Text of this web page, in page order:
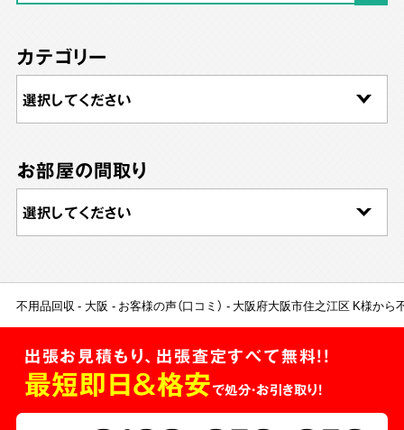
カテゴリー
お部屋の間取り
不用品回収 大阪 お客様の声（口コミ） 大阪府大阪市住之江区 K様から
出張お見積もり、出張査定すべて無料!!
最短即日＆格安で処分・お引き取り！